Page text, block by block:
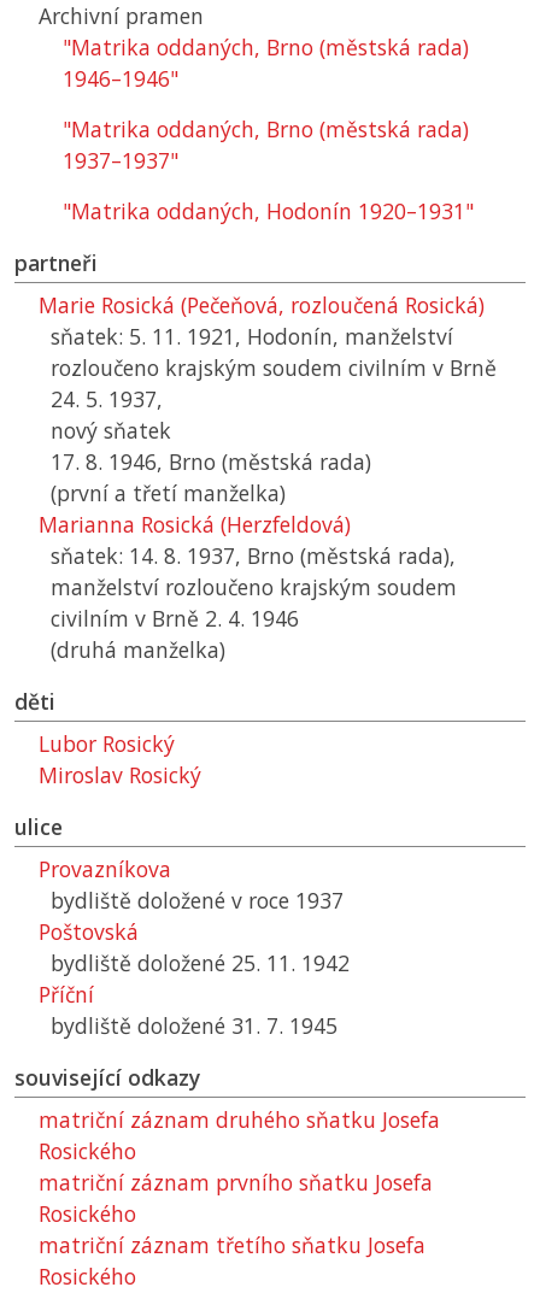
Archivní pramen
"Matrika oddaných, Brno (městská rada)
1946–1946"
"Matrika oddaných, Brno (městská rada)
1937–1937"
"Matrika oddaných, Hodonín 1920–1931"
partneři
Marie Rosická (Pečeňová, rozloučená Rosická)
sňatek: 5. 11. 1921, Hodonín, manželství
rozloučeno krajským soudem civilním v Brně
24. 5. 1937,
nový sňatek
17. 8. 1946, Brno (městská rada)
(první a třetí manželka)
Marianna Rosická (Herzfeldová)
sňatek: 14. 8. 1937, Brno (městská rada),
manželství rozloučeno krajským soudem
civilním v Brně 2. 4. 1946
(druhá manželka)
děti
Lubor Rosický
Miroslav Rosický
ulice
Provazníkova
bydliště doložené v roce 1937
Poštovská
bydliště doložené 25. 11. 1942
Příční
bydliště doložené 31. 7. 1945
související odkazy
matriční záznam druhého sňatku Josefa
Rosického
matriční záznam prvního sňatku Josefa
Rosického
matriční záznam třetího sňatku Josefa
Rosického